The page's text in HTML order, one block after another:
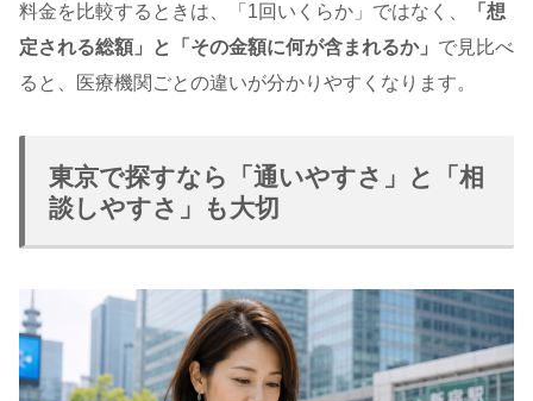
料金を比較するときは、「1回いくらか」ではなく、
「想
定される総額」と「その金額に何が含まれるか」 で見比べ
ると、医療機関ごとの違いが分かりやすくなります。
東京で探すなら「通いやすさ」と「相
談しやすさ」も大切